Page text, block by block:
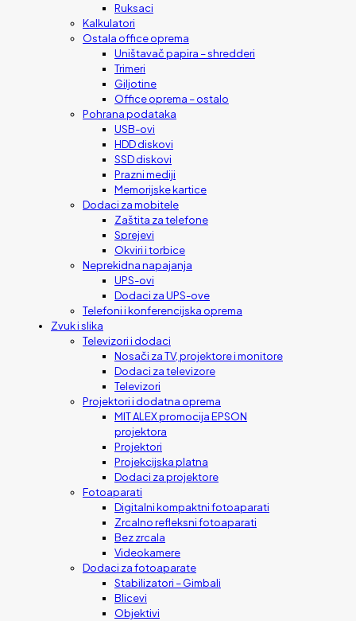
Ruksaci
Kalkulatori
Ostala office oprema
Uništavač papira – shredderi
Trimeri
Giljotine
Office oprema – ostalo
Pohrana podataka
USB-ovi
HDD diskovi
SSD diskovi
Prazni mediji
Memorijske kartice
Dodaci za mobitele
Zaštita za telefone
Sprejevi
Okviri i torbice
Neprekidna napajanja
UPS-ovi
Dodaci za UPS-ove
Telefoni i konferencijska oprema
Zvuk i slika
Televizori i dodaci
Nosači za TV, projektore i monitore
Dodaci za televizore
Televizori
Projektori i dodatna oprema
MIT ALEX promocija EPSON
projektora
Projektori
Projekcijska platna
Dodaci za projektore
Fotoaparati
Digitalni kompaktni fotoaparati
Zrcalno refleksni fotoaparati
Bez zrcala
Videokamere
Dodaci za fotoaparate
Stabilizatori – Gimbali
Blicevi
Objektivi